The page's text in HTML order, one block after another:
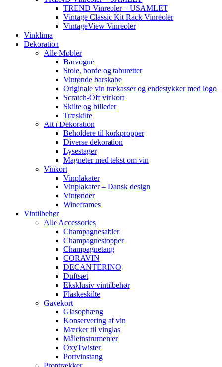
TREND Vinreoler – USAMLET
Vintage Classic Kit Rack Vinreoler
VintageView Vinreoler
Vinklima
Dekoration
Alle Møbler
Barvogne
Stole, borde og taburetter
Vintønde barskabe
Originale vin trækasser og endestykker med logo
Scratch-Off vinkort
Skilte og billeder
Træskilte
Alt i Dekoration
Beholdere til korkpropper
Diverse dekoration
Lysestager
Magneter med tekst om vin
Vinkort
Vinplakater
Vinplakater – Dansk design
Vintønder
Wineframes
Vintilbehør
Alle Accessories
Champagnesabler
Champagnestopper
Champagnetang
CORAVIN
DECANTERINO
Duftsæt
Eksklusiv vintilbehør
Flaskeskilte
Gavekort
Glasophæng
Konservering af vin
Mærker til vinglas
Måleinstrumenter
OxyTwister
Portvinstang